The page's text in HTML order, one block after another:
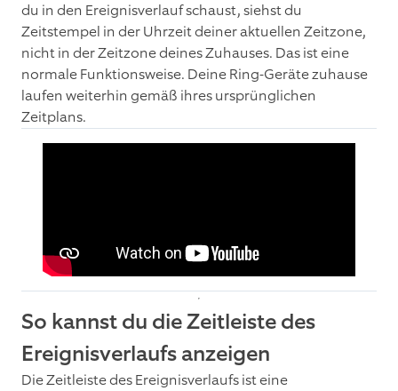
du in den Ereignisverlauf schaust, siehst du
Zeitstempel in der Uhrzeit deiner aktuellen Zeitzone,
nicht in der Zeitzone deines Zuhauses. Das ist eine
normale Funktionsweise. Deine Ring-Geräte zuhause
laufen weiterhin gemäß ihres ursprünglichen
Zeitplans.
So kannst du die Zeitleiste des
Ereignisverlaufs anzeigen
Die Zeitleiste des Ereignisverlaufs ist eine